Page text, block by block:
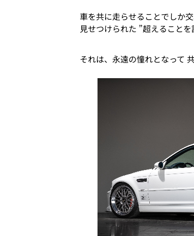
車を共に走らせることでしか
見せつけられた ”超えることを
それは、永遠の憧れとなって